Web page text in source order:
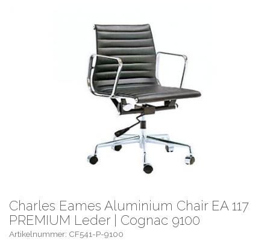
Charles Eames Aluminium Chair EA 117
PREMIUM Leder | Cognac 9100
Artikelnummer: CF541-P-9100